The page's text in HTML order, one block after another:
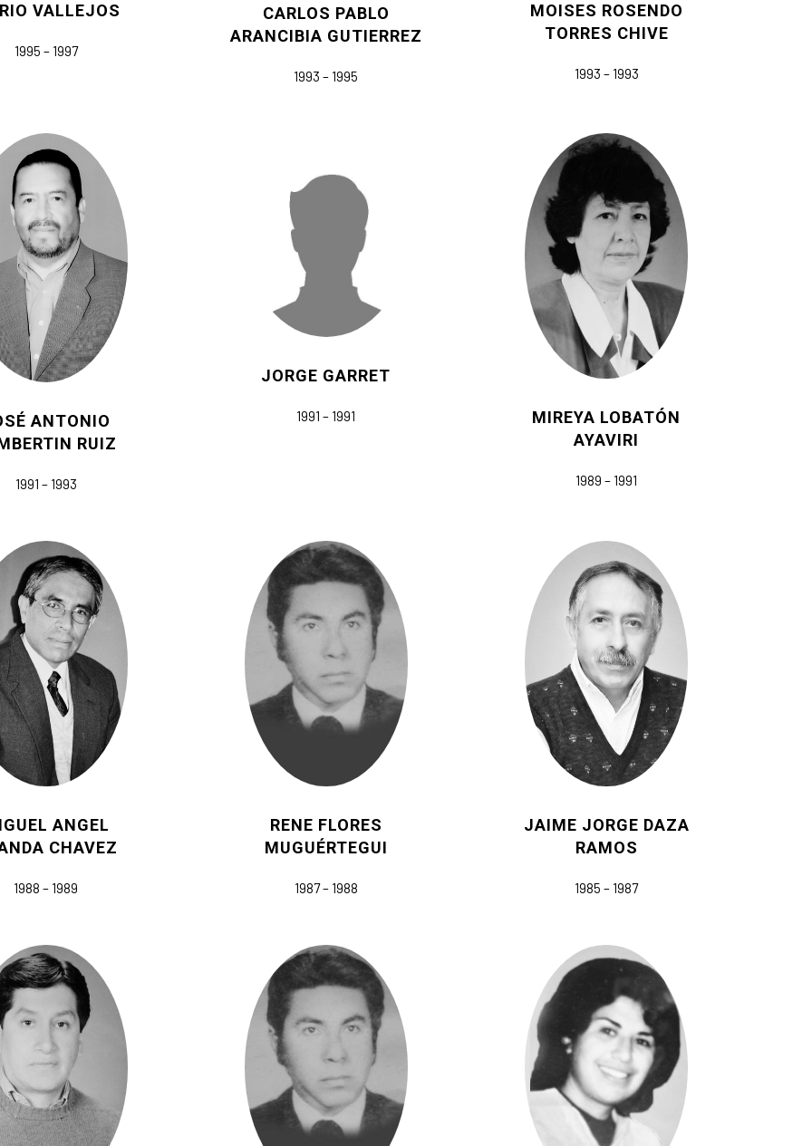
VALLEJOS
1995 – 1997
CARLOS PABLO
ARANCIBIA GUTIERREZ
1993 – 1995
MOISES ROSENDO
TORRES CHIVE
1993 – 1993
ANTONIO
RUIZ
1991 – 1993
JORGE GARRET
1991 – 1991
MIREYA LOBATÓN
AYAVIRI
1989 – 1991
ANGEL
CHAVEZ
1988 – 1989
RENE FLORES
MUGUÉRTEGUI
1987 – 1988
JAIME JORGE DAZA
RAMOS
1985 – 1987